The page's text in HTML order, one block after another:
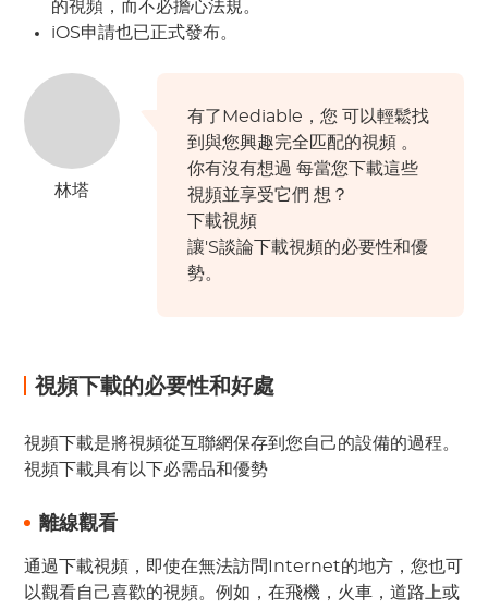
的視頻，而不必擔心法規。
iOS申請也已正式發布。
林塔
有了Mediable，您 可以輕鬆找
到與您興趣完全匹配的視頻 。
你有沒有想過每當您下載這些
視頻並享受它們想？
下載視頻
讓'S談論下載視頻的必要性和優
勢。
視頻下載的必要性和好處
視頻下載是將視頻從互聯網保存到您自己的設備的過程。
視頻下載具有以下必需品和優勢
離線觀看
通過下載視頻，即使在無法訪問Internet的地方，您也可
以觀看自己喜歡的視頻。例如，在飛機，火車，道路上或